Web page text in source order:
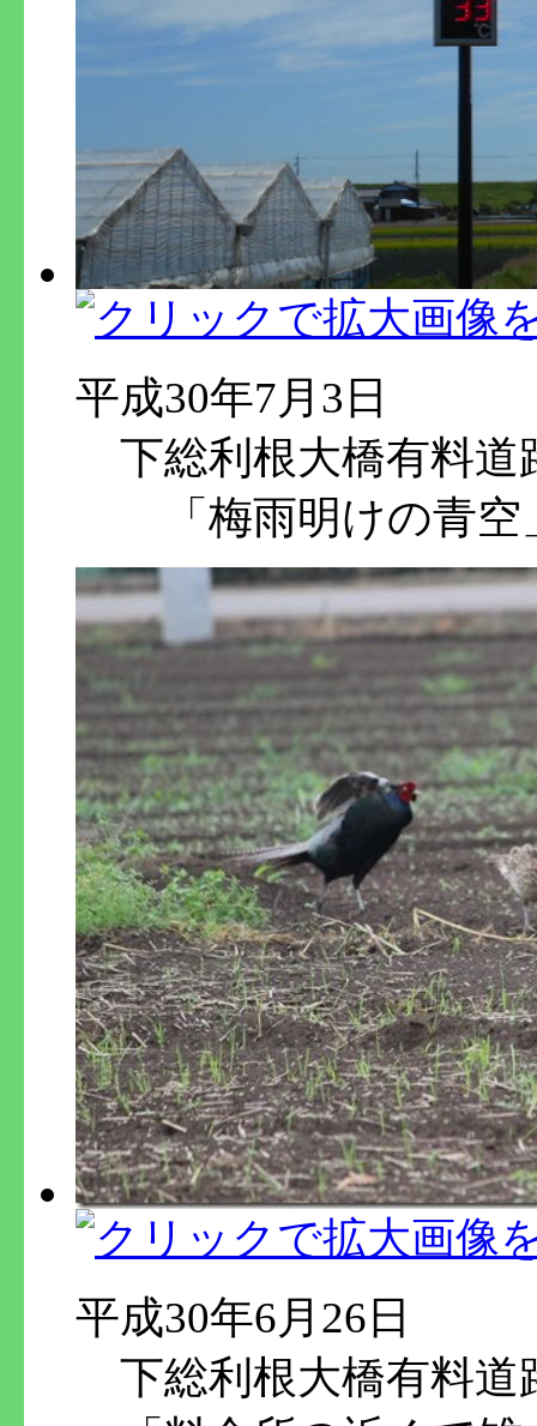
平成30年7月3日
下総利根大橋有料道
「梅雨明けの青空
平成30年6月26日
下総利根大橋有料道